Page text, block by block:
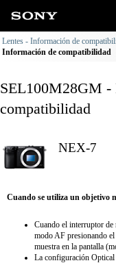
Lentes - Información de
Información de compatibilidad
SEL100M28GM
compatibilidad
NEX-7
Cuando se utiliza un objetivo
Cuando el interruptor de
modo AF presionando
muestra en la pantalla
La configuración Optical